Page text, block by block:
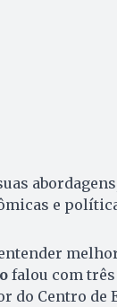
e
falou com
do Centro de